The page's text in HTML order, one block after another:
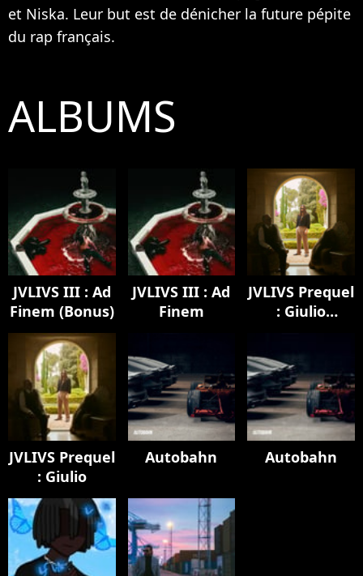
et Niska. Leur but est de dénicher la future pépite
du rap français.
ALBUMS
JVLIVS III : Ad
Finem (Bonus)
JVLIVS III : Ad
Finem
JVLIVS Prequel
: Giulio
JVLIVS Prequel
: Giulio
Autobahn Autobahn